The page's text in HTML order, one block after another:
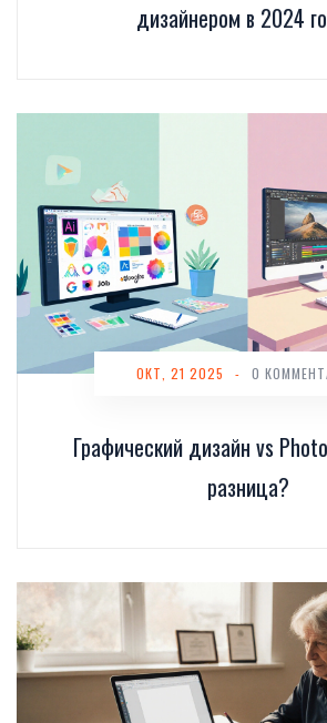
дизайнером в 2024
Графический дизайн vs
разница?
ОКТ, 21 2025 - 0